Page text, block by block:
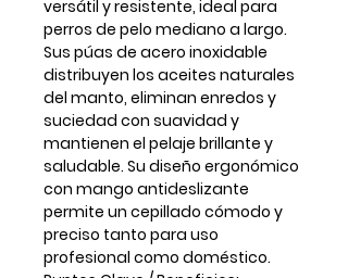
versátil y resistente, ideal para
perros de pelo mediano a largo.
Sus púas de acero inoxidable
distribuyen los aceites naturales
del manto, eliminan enredos y
suciedad con suavidad y
mantienen el pelaje brillante y
saludable. Su diseño ergonómico
con mango antideslizante
permite un cepillado cómodo y
preciso tanto para uso
profesional como doméstico.